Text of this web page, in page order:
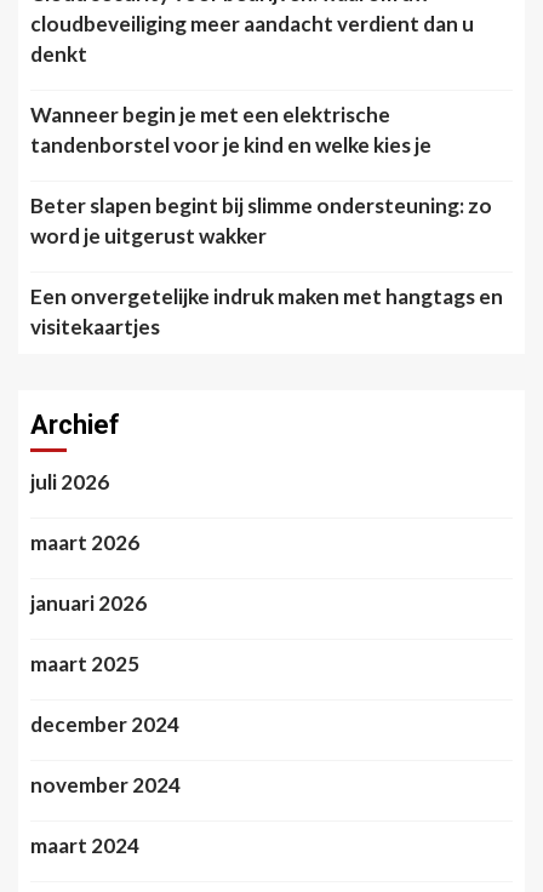
cloudbeveiliging meer aandacht verdient dan u
denkt
Wanneer begin je met een elektrische
tandenborstel voor je kind en welke kies je
Beter slapen begint bij slimme ondersteuning: zo
word je uitgerust wakker
Een onvergetelijke indruk maken met hangtags en
visitekaartjes
Archief
juli 2026
maart 2026
januari 2026
maart 2025
december 2024
november 2024
maart 2024